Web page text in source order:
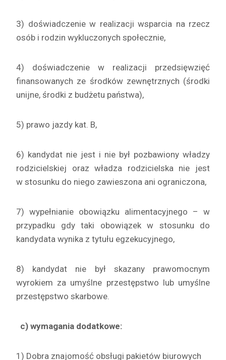
3) doświadczenie w realizacji wsparcia na rzecz
osób i rodzin wykluczonych społecznie,
4) doświadczenie w realizacji przedsięwzięć
finansowanych ze środków zewnętrznych (środki
unijne, środki z budżetu państwa),
5) prawo jazdy kat. B,
6) kandydat nie jest i nie był pozbawiony władzy
rodzicielskiej oraz władza rodzicielska nie jest
w stosunku do niego zawieszona ani ograniczona,
7) wypełnianie obowiązku alimentacyjnego – w
przypadku gdy taki obowiązek w stosunku do
kandydata wynika z tytułu egzekucyjnego,
8) kandydat nie był skazany prawomocnym
wyrokiem za umyślne przestępstwo lub umyślne
przestępstwo skarbowe.
c) wymagania dodatkowe:
1) Dobra znajomość obsługi pakietów biurowych